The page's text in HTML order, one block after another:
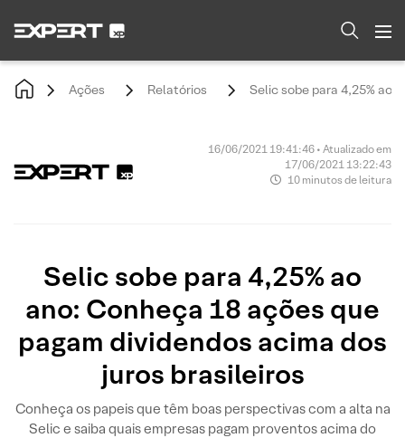
Ações Relatórios Selic sobe para 4,25% ao
16/06/2021 19:41:46 • Atualizado em
17/06/2021 13:22:43
10 minutos de leitura
Selic sobe para 4,25% ao
ano: Conheça 18 ações que
pagam dividendos acima dos
juros brasileiros
Conheça os papeis que têm boas perspectivas com a alta na
Selic e saiba quais empresas pagam proventos acima do